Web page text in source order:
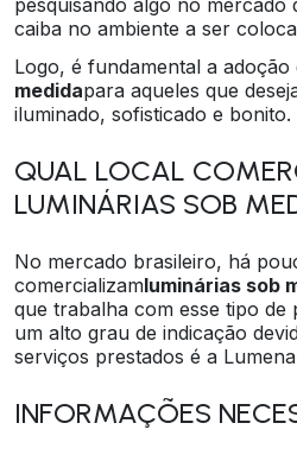
caiba no ambiente a ser
Logo, é fundamental a adoção
medidapara aqueles que
iluminado, sofisticado e bonito.
QUAL LOCAL
LUMINÁRIAS SOB
No mercado brasileiro, há
comercializamluminárias sob
que trabalha com esse tipo de
um alto grau de indicação
serviços prestados é a
INFORMAÇÕES